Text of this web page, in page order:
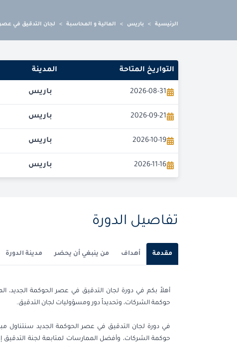
الرئيسية > باريس > المالية و المحاسبة > لجان التدقيق في
التواريخ المتاحة المدينة
2026-08-31 باريس
2026-09-21 باريس
2026-10-19 باريس
2026-11-16 باريس
تفاصيل الدورة
مقدمة أهداف من ينبغي أن يحضر مدينة الدورة
أهلاً بكم في دورة لجان التدقيق في عصر الحوكمة الجديد،
حوكمة الشركات، وتحديداً دور ومسؤوليات لجان التدقيق.
في دورة لجان التدقيق في عصر الحوكمة الجديد سنتناول
حوكمة الشركات، وأفضل الممارسات لمتابعة لجنة التدقيق